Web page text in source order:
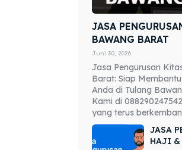
destinations
destinations
JASA
BAWANG BARAT
Juni 30, 2026
Jasa Pengurusan
Barat: Siap
Anda di Tulang
Kami di
yang terus
JASA
HAJI &